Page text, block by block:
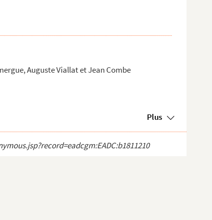
Auguste Viallat et Jean Combe
Plus